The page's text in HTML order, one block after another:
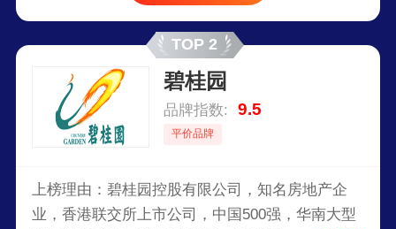
TOP 2
碧桂园
品牌指数: 9.5
平价品牌
上榜理由：碧桂园控股有限公司，知名房地产企
业，香港联交所上市公司，中国500强，华南大型